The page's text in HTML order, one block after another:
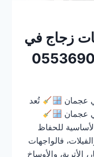
زجاج في
عجمان
تُعد
عجمان
الأساسية للحفاظ
فالواجهات
الأتربة، والأوساخ